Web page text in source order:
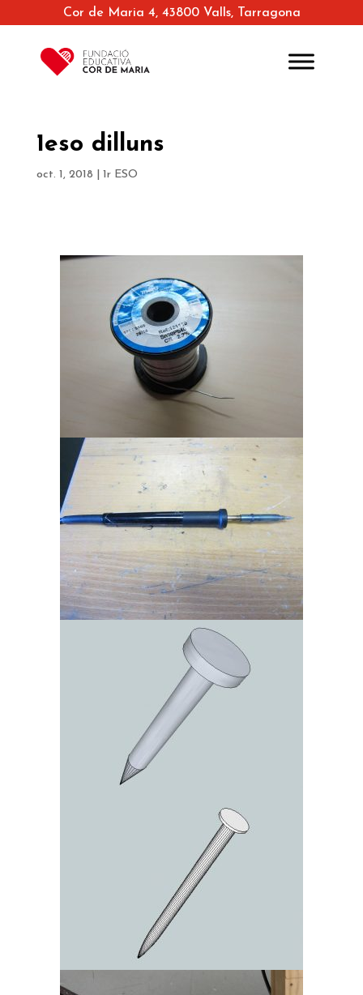
Cor de Maria 4, 43800 Valls, Tarragona
1eso dilluns
oct. 1, 2018 1r ESO